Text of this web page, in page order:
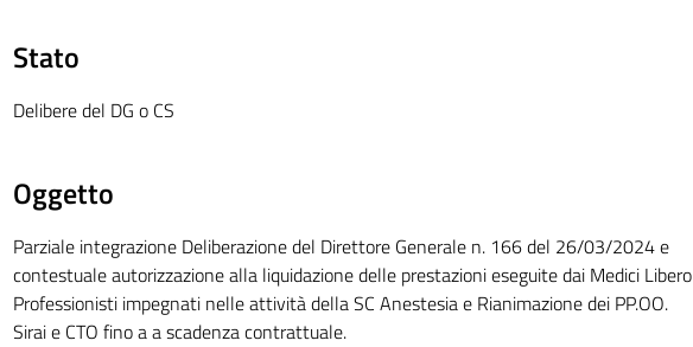
Stato
Delibere del DG o CS
Oggetto
Parziale integrazione Deliberazione del Direttore Generale n. 166 del 26/03/2024 e
contestuale autorizzazione alla liquidazione delle prestazioni eseguite dai Medici Libero
Professionisti impegnati nelle attività della SC Anestesia e Rianimazione dei PP.OO.
Sirai e CTO fino a a scadenza contrattuale.